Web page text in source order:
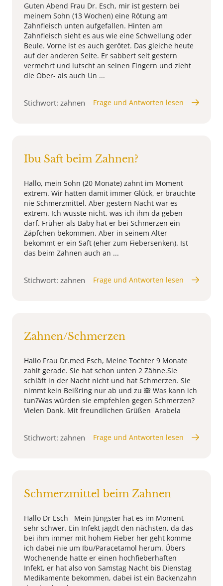
Guten Abend Frau Dr. Esch, mir ist gestern bei
meinem Sohn (13 Wochen) eine Rötung am
Zahnfleisch unten aufgefallen. Hinten am
Zahnfleisch sieht es aus wie eine Schwellung oder
Beule. Vorne ist es auch gerötet. Das gleiche heute
auf der anderen Seite. Er sabbert seit gestern
vermehrt und lutscht an seinen Fingern und zieht
die Ober- als auch Un ...
Stichwort: zahnen Frage und Antworten lesen
Ibu Saft beim Zahnen?
Hallo, mein Sohn (20 Monate) zahnt im Moment
extrem. Wir hatten damit immer Glück, er brauchte
nie Schmerzmittel. Aber gestern Nacht war es
extrem. Ich wusste nicht, was ich ihm da geben
darf. Früher als Baby hat er bei Schmerzen ein
Zäpfchen bekommen. Aber in seinem Alter
bekommt er ein Saft (eher zum Fiebersenken). Ist
das beim Zahnen auch an ...
Stichwort: zahnen Frage und Antworten lesen
Zahnen/Schmerzen
Hallo Frau Dr.med Esch, Meine Tochter 9 Monate
zahlt gerade. Sie hat schon unten 2 Zähne.Sie
schläft in der Nacht nicht und hat Schmerzen. Sie
nimmt kein Beißring nur ab und zu 🙈 Was kann ich
tun?Was würden sie empfehlen gegen Schmerzen?
Vielen Dank. Mit freundlichen Grüßen Arabela
Stichwort: zahnen Frage und Antworten lesen
Schmerzmittel beim Zahnen
Hallo Dr Esch Mein Jüngster hat es im Moment
sehr schwer. Ein Infekt jagdt den nächsten, da das
bei ihm immer mit hohem Fieber her geht komme
ich dabei nie um Ibu/Paracetamol herum. Übers
Wochenende hatte er einen hochfieberhaften
Infekt, er hat also von Samstag Nacht bis Dienstag
Medikamente bekommen, dabei ist ein Backenzahn